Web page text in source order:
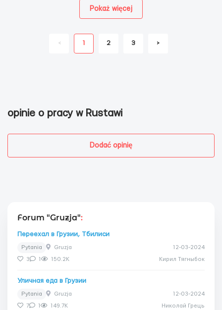
< 1 2 3 >
Pokaż więcej
opinie o pracy w Rustawi
Dodać opinię
Forum "Gruzja":
Переехал в Грузии, Тбилиси
Pytania Gruzja 12-03-2024
3 1 150.2K Кирил Тягныбок
Уличная еда в Грузии
Pytania Gruzja 12-03-2024
7 1 149.7K Николай Грець